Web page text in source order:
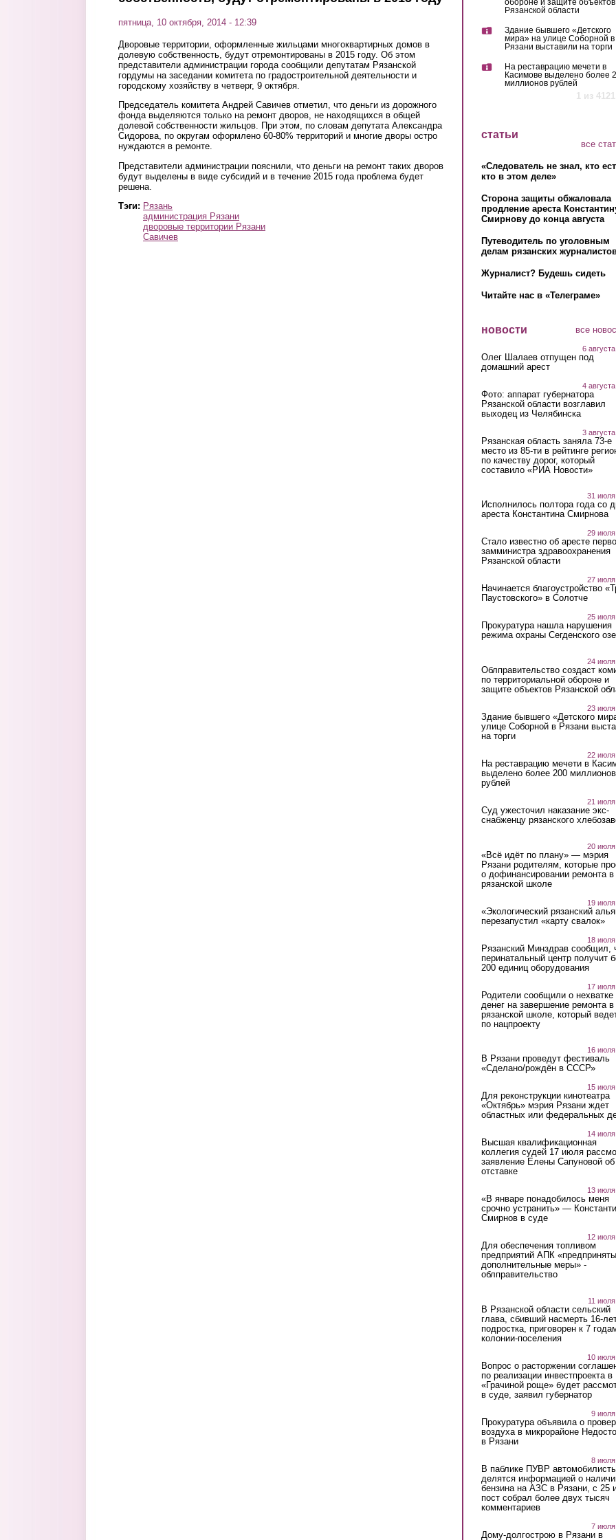
пятница, 10 октября, 2014 - 12:39
Дворовые территории, оформленные жильцами многоквартирных домов в
долевую собственность, будут отремонтированы в 2015 году. Об этом
представители администрации города сообщили депутатам Рязанской
гордумы на заседании комитета по градостроительной деятельности и
городскому хозяйству в четверг, 9 октября.
Председатель комитета Андрей Савичев отметил, что деньги из дорожного
фонда выделяются только на ремонт дворов, не находящихся в общей
долевой собственности жильцов. При этом, по словам депутата Александра
Сидорова, по округам оформлено 60-80% территорий и многие дворы остро
нуждаются в ремонте.
Представители администрации пояснили, что деньги на ремонт таких дворов
будут выделены в виде субсидий и в течение 2015 года проблема будет
решена.
Тэги: Рязань
администрация Рязани
дворовые территории Рязани
Савичев
обороне и защите объектов
Рязанской области
Здание бывшего «Детского
мира» на улице Соборной в
Рязани выставили на торги
На реставрацию мечети в
Касимове выделено более
миллионов рублей
1 из 4121
статьи
все
«Следователь не знал, кто
кто в этом деле»
Сторона защиты обжаловала
продление ареста
Смирнову до конца августа
Путеводитель по уголовным
делам рязанских
Журналист? Будешь сидеть
Читайте нас в «Телеграме»
новости все
6
Олег Шалаев отпущен под
домашний арест
4
Фото: аппарат губернатора
Рязанской области возглавил
выходец из Челябинска
3
Рязанская область заняла 73-е
место из 85-ти в рейтинге
по качеству дорог, который
составило «РИА Новости»
31
Исполнилось полтора года со
ареста Константина Смирнова
29
Стало известно об аресте
замминистра здравоохранения
Рязанской области
27
Начинается благоустройство
Паустовского» в Солотче
25
Прокуратура нашла нарушения
режима охраны Сегденского
24
Облправительство создаст
по территориальной обороне и
защите объектов Рязанской
23
Здание бывшего «Детского
улице Соборной в Рязани
на торги
22
На реставрацию мечети в
выделено более 200 миллионов
рублей
21
Суд ужесточил наказание экс-
снабженцу рязанского
20
«Всё идёт по плану» — мэрия
Рязани родителям, которые
о дофинансировании ремонта в
рязанской школе
19
«Экологический рязанский
перезапустил «карту свалок»
18
Рязанский Минздрав сообщил,
перинатальный центр получит
200 единиц оборудования
17
Родители сообщили о нехватке
денег на завершение ремонта в
рязанской школе, который
по нацпроекту
16
В Рязани проведут фестиваль
«Сделано/рождён в СССР»
15
Для реконструкции кинотеатра
«Октябрь» мэрия Рязани ждет
областных или федеральных
14
Высшая квалификационная
коллегия судей 17 июля
заявление Елены Сапуновой об
отставке
13
«В январе понадобилось меня
срочно устранить» —
Смирнов в суде
12
Для обеспечения топливом
предприятий АПК «предприняты
дополнительные меры» -
облправительство
11
В Рязанской области сельский
глава, сбивший насмерть 16-
подростка, приговорен к 7
колонии-поселения
10
Вопрос о расторжении
по реализации инвестпроекта в
«Грачиной роще» будет
в суде, заявил губернатор
9 июля
Прокуратура объявила о
воздуха в микрорайоне
в Рязани
8 июля
В паблике ПУВР
делятся информацией о
бензина на АЗС в Рязани, с 25
пост собрал более двух тысяч
комментариев
7 июля
Дому-долгострою в Рязани в